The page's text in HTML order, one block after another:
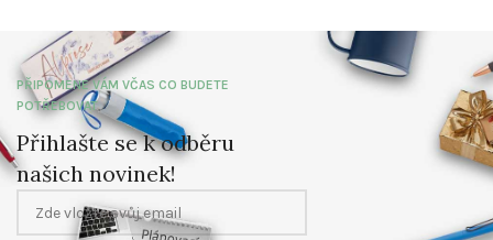
PŘIPOMENE VÁM VČAS CO BUDETE
POTŘEBOVAT
Přihlašte se k odběru
našich novinek!